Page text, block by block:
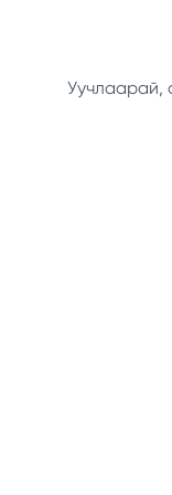
Уучлаарай,